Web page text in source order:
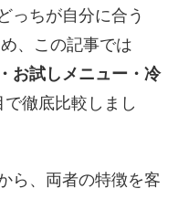
っちが自分に合う
、この記事では
お試しメニュー・冷
で徹底比較しまし
ら、両者の特徴を客